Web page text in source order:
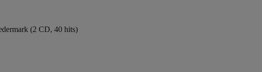
(2 CD, 40 hits)